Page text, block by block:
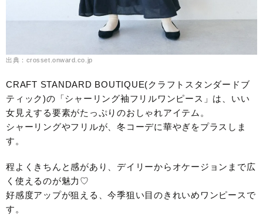
出典：crosset.onward.co.jp
CRAFT STANDARD BOUTIQUE(クラフトスタンダードブ
ティック)の「シャーリング袖フリルワンピース」は、いい
女見えする要素がたっぷりのおしゃれアイテム。
シャーリングやフリルが、冬コーデに華やぎをプラスしま
す。
程よくきちんと感があり、デイリーからオケージョンまで広
く使えるのが魅力♡
好感度アップが狙える、今季狙い目のきれいめワンピースで
す。